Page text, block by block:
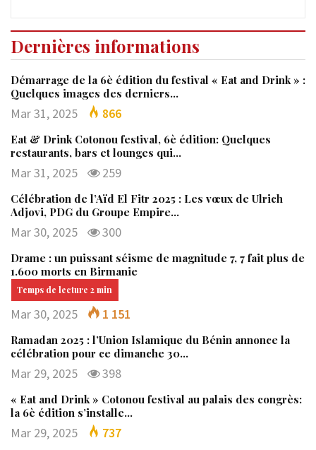
Dernières informations
Démarrage de la 6è édition du festival « Eat and Drink » :
Quelques images des derniers…
Mar 31, 2025 866
Eat & Drink Cotonou festival, 6è édition: Quelques
restaurants, bars et lounges qui…
Mar 31, 2025 259
Célébration de l’Aïd El Fitr 2025 : Les vœux de Ulrich
Adjovi, PDG du Groupe Empire…
Mar 30, 2025 300
Drame : un puissant séisme de magnitude 7, 7 fait plus de
1.600 morts en Birmanie
Mar 30, 2025 1 151
Ramadan 2025 : l’Union Islamique du Bénin annonce la
célébration pour ce dimanche 30…
Mar 29, 2025 398
« Eat and Drink » Cotonou festival au palais des congrès:
la 6è édition s’installe…
Mar 29, 2025 737